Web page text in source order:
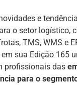
e
o setor logístico,
TMS, WMS e
em sua Edição 165
profissionais das
para o